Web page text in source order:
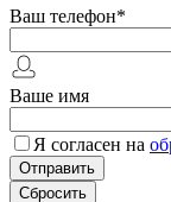
Ваш телефон*
Ваше имя
Я согласен на